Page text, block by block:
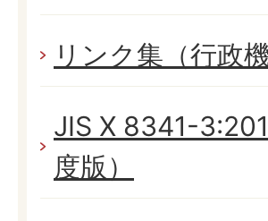
リンク集（行政
JIS X 8341-
度版）